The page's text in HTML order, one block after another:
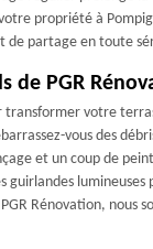
propriété à
de partage en toute
de PGR
votre
vous des
et un coup de
Rénovation,